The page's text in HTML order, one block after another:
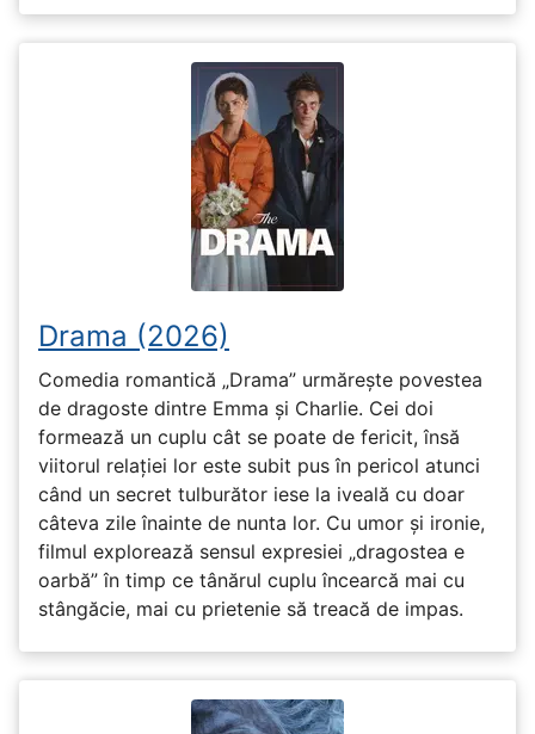
Drama (2026)
Comedia romantică „Drama” urmărește povestea
de dragoste dintre Emma și Charlie. Cei doi
formează un cuplu cât se poate de fericit, însă
viitorul relației lor este subit pus în pericol atunci
când un secret tulburător iese la iveală cu doar
câteva zile înainte de nunta lor. Cu umor și ironie,
filmul explorează sensul expresiei „dragostea e
oarbă” în timp ce tânărul cuplu încearcă mai cu
stângăcie, mai cu prietenie să treacă de impas.